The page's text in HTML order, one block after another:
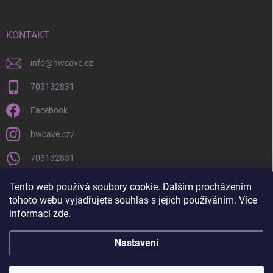
Tento web používá soubory cookie. Dalším procházením
tohoto webu vyjadřujete souhlas s jejich používáním. Více
informací zde.
Nastavení
KONTAKT
info@hwcave.cz
703132831
Facebook
hwcave.cz/
703132831
https://www.youtube.com/@hardwarecave998